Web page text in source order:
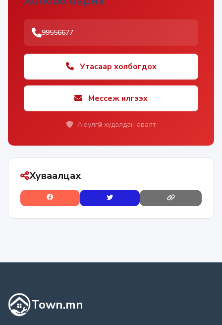
99556677
Утасаар холбогдох
Мессеж илгээх
Аюулгүй худалдан авалт
Хуваалцах
Town.mn